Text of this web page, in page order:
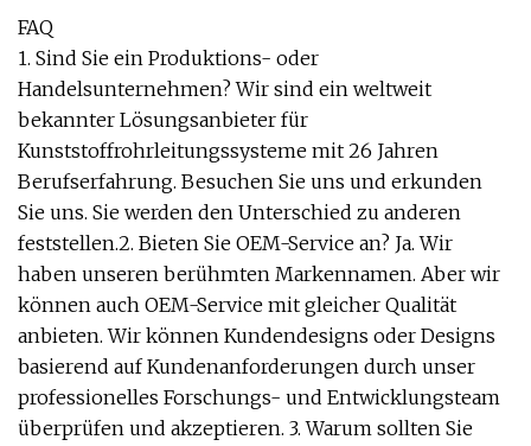
FAQ
1. Sind Sie ein Produktions- oder
Handelsunternehmen? Wir sind ein weltweit
bekannter Lösungsanbieter für
Kunststoffrohrleitungssysteme mit 26 Jahren
Berufserfahrung. Besuchen Sie uns und erkunden
Sie uns. Sie werden den Unterschied zu anderen
feststellen.2. Bieten Sie OEM-Service an? Ja. Wir
haben unseren berühmten Markennamen. Aber wir
können auch OEM-Service mit gleicher Qualität
anbieten. Wir können Kundendesigns oder Designs
basierend auf Kundenanforderungen durch unser
professionelles Forschungs- und Entwicklungsteam
überprüfen und akzeptieren. 3. Warum sollten Sie